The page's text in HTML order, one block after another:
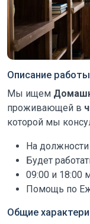
Описание работы
Мы ищем
проживающей в
которой мы
На
Будет
09:00 и 18:00
Помощь по
Общие